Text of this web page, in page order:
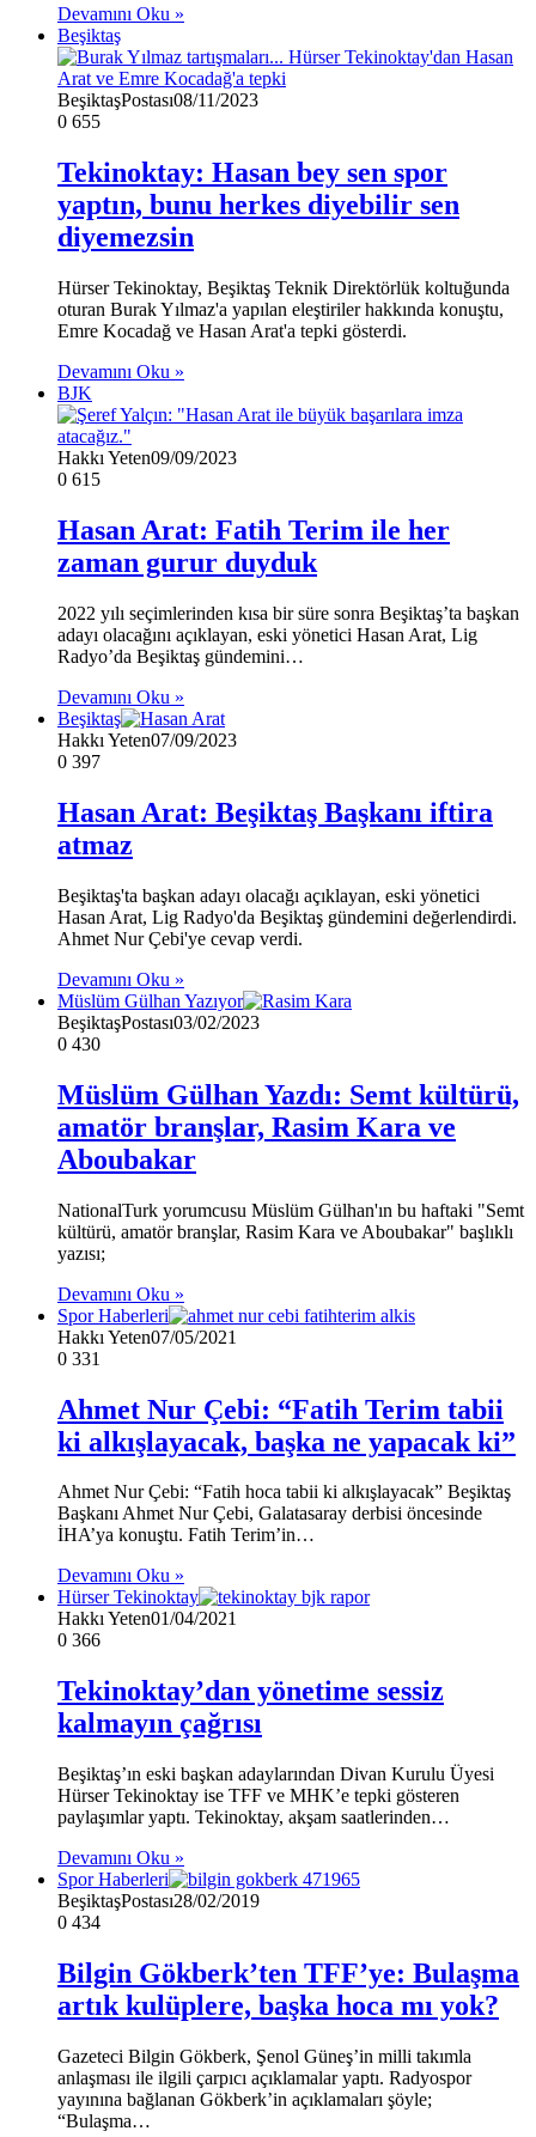
Devamını Oku »
Beşiktaş
BeşiktaşPostası08/11/2023
0 655
Tekinoktay: Hasan bey sen spor
yaptın, bunu herkes diyebilir sen
diyemezsin
Hürser Tekinoktay, Beşiktaş Teknik Direktörlük koltuğunda
oturan Burak Yılmaz'a yapılan eleştiriler hakkında konuştu,
Emre Kocadağ ve Hasan Arat'a tepki gösterdi.
Devamını Oku »
BJK
Hakkı Yeten09/09/2023
0 615
Hasan Arat: Fatih Terim ile her
zaman gurur duyduk
2022 yılı seçimlerinden kısa bir süre sonra Beşiktaş’ta başkan
adayı olacağını açıklayan, eski yönetici Hasan Arat, Lig
Radyo’da Beşiktaş gündemini…
Devamını Oku »
Beşiktaş
Hakkı Yeten07/09/2023
0 397
Hasan Arat: Beşiktaş Başkanı iftira
atmaz
Beşiktaş'ta başkan adayı olacağı açıklayan, eski yönetici
Hasan Arat, Lig Radyo'da Beşiktaş gündemini değerlendirdi.
Ahmet Nur Çebi'ye cevap verdi.
Devamını Oku »
Müslüm Gülhan Yazıyor
BeşiktaşPostası03/02/2023
0 430
Müslüm Gülhan Yazdı: Semt kültürü,
amatör branşlar, Rasim Kara ve
Aboubakar
NationalTurk yorumcusu Müslüm Gülhan'ın bu haftaki "Semt
kültürü, amatör branşlar, Rasim Kara ve Aboubakar" başlıklı
yazısı;
Devamını Oku »
Spor Haberleri
Hakkı Yeten07/05/2021
0 331
Ahmet Nur Çebi: “Fatih Terim tabii
ki alkışlayacak, başka ne yapacak ki”
Ahmet Nur Çebi: “Fatih hoca tabii ki alkışlayacak” Beşiktaş
Başkanı Ahmet Nur Çebi, Galatasaray derbisi öncesinde
İHA’ya konuştu. Fatih Terim’in…
Devamını Oku »
Hürser Tekinoktay
Hakkı Yeten01/04/2021
0 366
Tekinoktay’dan yönetime sessiz
kalmayın çağrısı
Beşiktaş’ın eski başkan adaylarından Divan Kurulu Üyesi
Hürser Tekinoktay ise TFF ve MHK’e tepki gösteren
paylaşımlar yaptı. Tekinoktay, akşam saatlerinden…
Devamını Oku »
Spor Haberleri
BeşiktaşPostası28/02/2019
0 434
Bilgin Gökberk’ten TFF’ye: Bulaşma
artık kulüplere, başka hoca mı yok?
Gazeteci Bilgin Gökberk, Şenol Güneş’in milli takımla
anlaşması ile ilgili çarpıcı açıklamalar yaptı. Radyospor
yayınına bağlanan Gökberk’in açıklamaları şöyle;
“Bulaşma…